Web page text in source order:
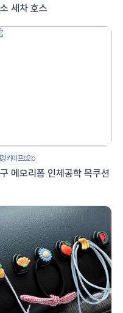
세차 호스
카이프b2b
메모리폼 인체공학 목쿠션